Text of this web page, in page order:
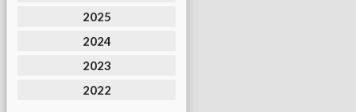
2025
2024
2023
2022